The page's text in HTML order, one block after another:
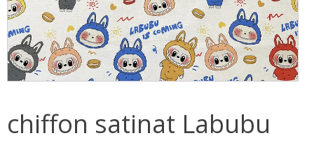
chiffon satinat Labubu